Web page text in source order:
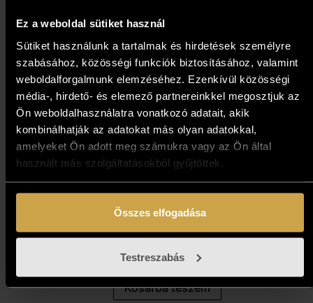
Ez a weboldal sütiket használ
Sütiket használunk a tartalmak és hirdetések személyre
szabásához, közösségi funkciók biztosításához, valamint
weboldalforgalmunk elemzéséhez. Ezenkívül közösségi
média-, hirdető- és elemező partnereinkkel megosztjuk az
Ön weboldalhasználatra vonatkozó adatait, akik
kombinálhatják az adatokat más olyan adatokkal,
amelyeket Ön adott meg számukra vagy az Ön által
használt más szolgáltatásokból gyűjtöttek.
Összes elfogadása
Testreszabás
Neogrády Antal - Az utolsó
kikötő (70x70 cm)
697 000
Kosárba teszem